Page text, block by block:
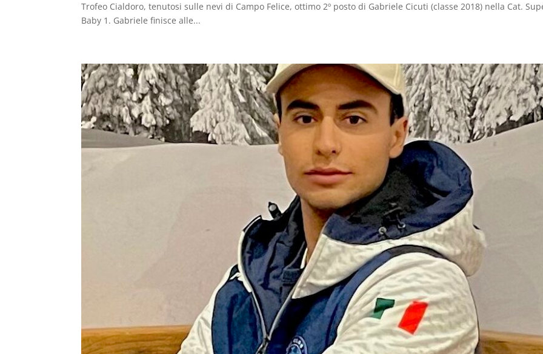
Trofeo Cialdoro, tenutosi sulle nevi di Campo Felice, ottimo 2º posto di Gabriele Cicuti (classe 2018) nella Cat.
Baby 1. Gabriele finisce alle...